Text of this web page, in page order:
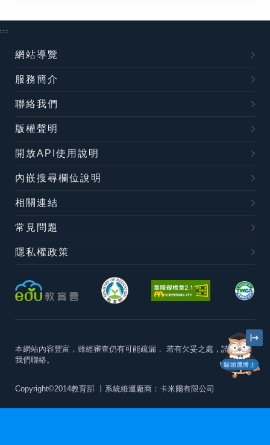
貓頭鷹博士
:::
網站導覽
服務簡介
聯絡我們
版權聲明
開放API使用說明
內嵌搜尋欄位說明
相關連結
常見問題
隱私權政策
本網站內容豐富，雖經審查仍有可能疏漏， 若有欠妥之處，請隨時與
我們聯絡。
Copyright©2014教育部 丨系統維運廠商：卡米爾有限公司